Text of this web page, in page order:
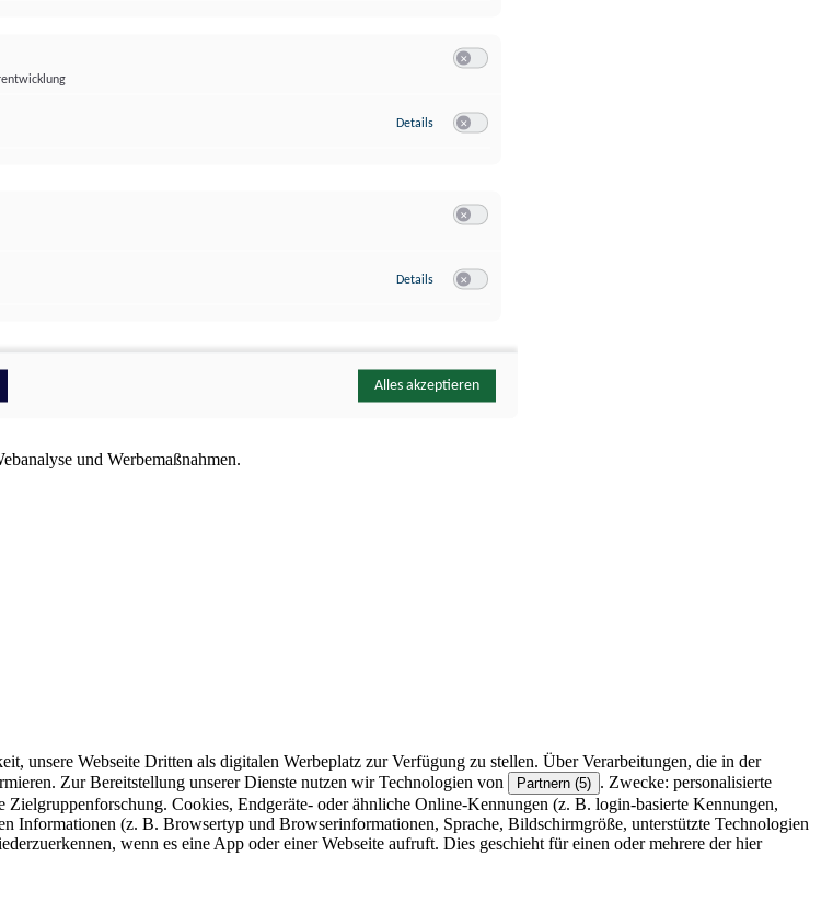
und Werbemaßnahmen.
unsere Webseite Dritten als digitalen Werbeplatz zur Verfügung zu stellen. Über Verarbeitungen, die in der
Zur Bereitstellung unserer Dienste nutzen wir Technologien von Partnern (5) . Zwecke: personalisierte
Cookies, Endgeräte- oder ähnliche Online-Kennungen (z. B. login-basierte Kennungen,
Informationen (z. B. Browsertyp und Browserinformationen, Sprache, Bildschirmgröße, unterstützte Technologien
wenn es eine App oder einer Webseite aufruft. Dies geschieht für einen oder mehrere der hier
Details zu Google Analytics
Details zu YouTube
Alles akzeptieren